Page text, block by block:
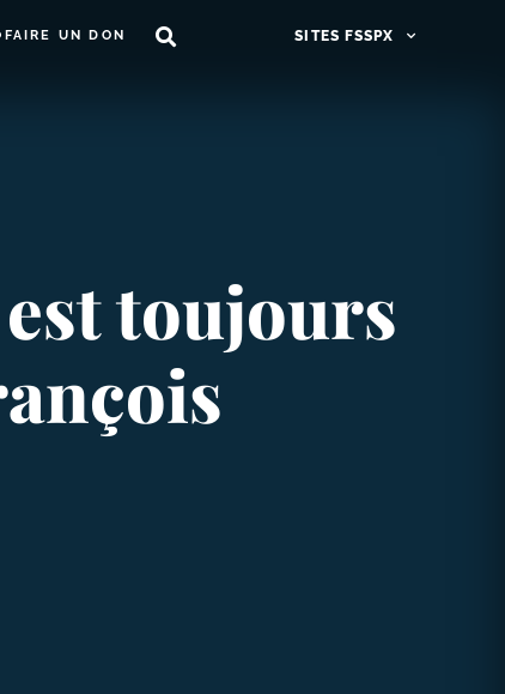
FAIRE UN DON SITES FSSPX
toujours